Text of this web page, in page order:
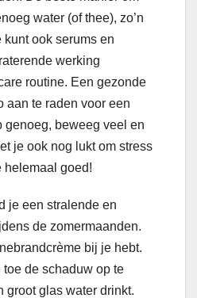
water (of thee), zo’n
ook serums en
werking
routine. Een gezonde
aan te raden voor een
genoeg, beweeg veel en
je ook nog lukt om stress
helemaal goed!
je een stralende en
de zomermaanden.
bij je hebt.
toe de schaduw op te
groot glas water drinkt.